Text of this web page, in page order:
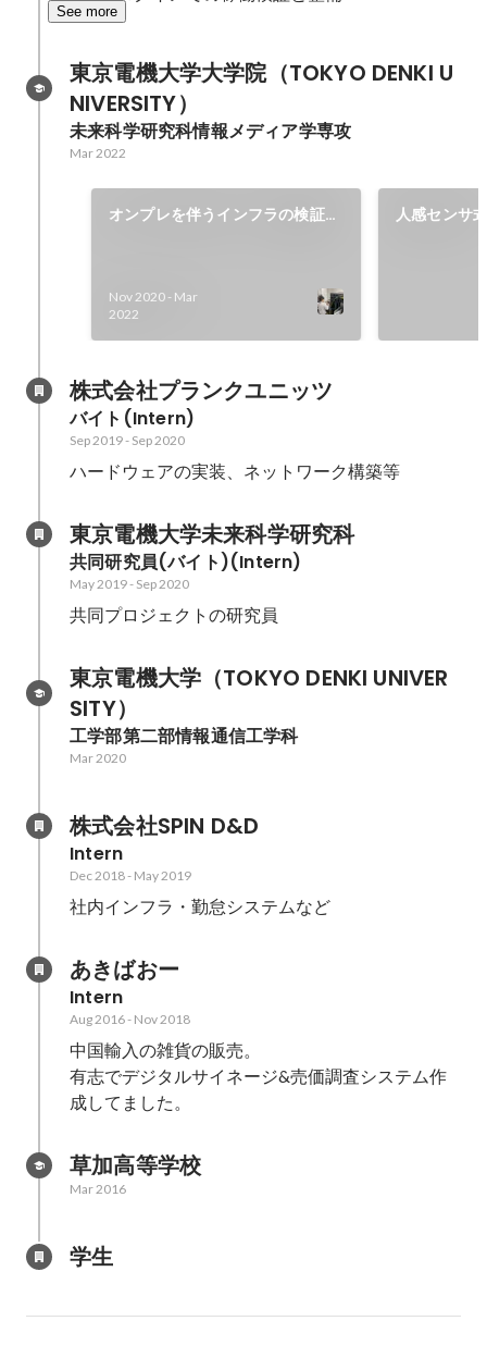
See more
東京電機大学大学院（TOKYO DENKI U
NIVERSITY）
未来科学研究科情報メディア学専攻
Mar 2022
オンプレを伴うインフラの検証・
Nov 2020 - Mar
2022
人感センサ
株式会社プランクユニッツ
バイト(Intern)
Sep 2019- Sep 2020
ハードウェアの実装、ネットワーク構築等
東京電機大学未来科学研究科
共同研究員(バイト)(Intern)
May 2019- Sep 2020
共同プロジェクトの研究員
東京電機大学（TOKYO DENKI UNIVER
SITY）
工学部第二部情報通信工学科
Mar 2020
株式会社SPIN D&D
Intern
Dec 2018- May 2019
社内インフラ・勤怠システムなど
あきばおー
Intern
Aug 2016- Nov 2018
中国輸入の雑貨の販売。
有志でデジタルサイネージ&売価調査システム作
成してました。
草加高等学校
Mar 2016
学生